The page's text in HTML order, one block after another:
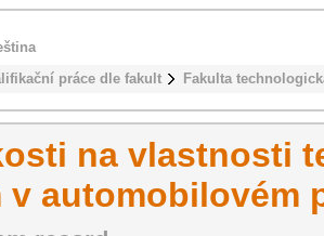
práce dle fakult Fakulta
na vlastnosti
v automobilovém